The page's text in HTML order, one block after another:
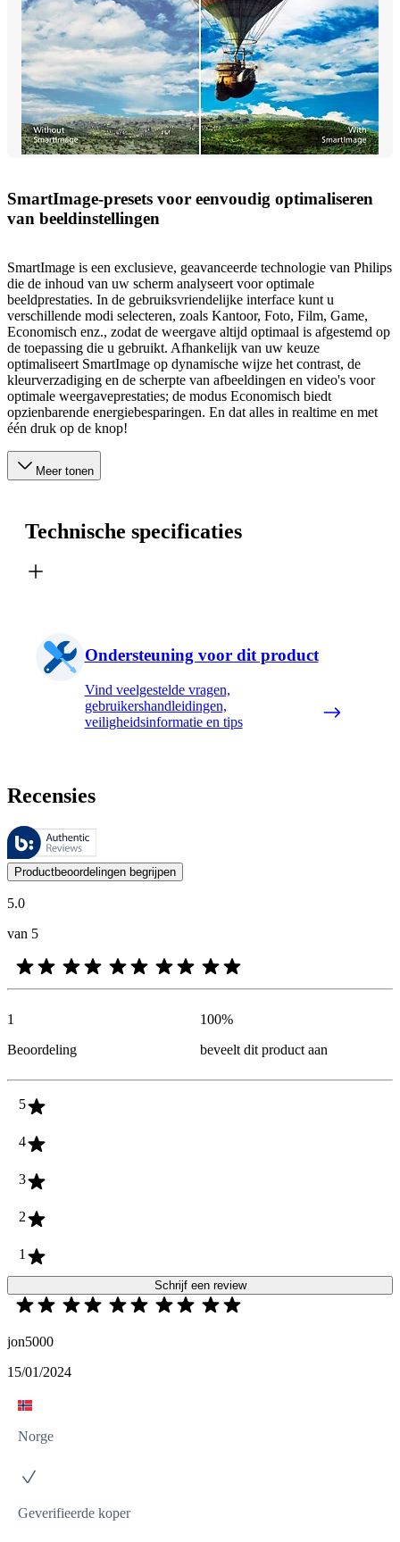
SmartImage-presets voor eenvoudig optimaliseren
van beeldinstellingen
SmartImage is een exclusieve, geavanceerde technologie van Philips
die de inhoud van uw scherm analyseert voor optimale
beeldprestaties. In de gebruiksvriendelijke interface kunt u
verschillende modi selecteren, zoals Kantoor, Foto, Film, Game,
Economisch enz., zodat de weergave altijd optimaal is afgestemd op
de toepassing die u gebruikt. Afhankelijk van uw keuze
optimaliseert SmartImage op dynamische wijze het contrast, de
kleurverzadiging en de scherpte van afbeeldingen en video's voor
optimale weergaveprestaties; de modus Economisch biedt
opzienbarende energiebesparingen. En dat alles in realtime en met
één druk op de knop!
Meer tonen
Technische specificaties
Ondersteuning voor dit product
Vind veelgestelde vragen,
gebruikershandleidingen,
veiligheidsinformatie en tips
Recensies
Deze beoordelingen worden beheerd door Bazaarvoice en voldoen
De mening van onze klanten is nuttig voor iedereen, of het nu een
Productbeoordelingen begrijpen
5.0
van 5
1
Beoordeling
100%
beveelt dit product aan
5
4
3
2
1
Schrijf een review
jon5000
15/01/2024
Norge
Geverifieerde koper